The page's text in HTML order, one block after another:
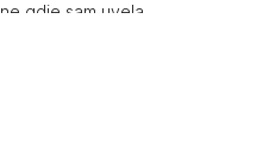
gdje sam uvela